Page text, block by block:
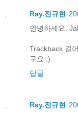
Ray.전규현
안녕하세요.
Trackback 걸
구요 ;)
답글
Ray.전규현